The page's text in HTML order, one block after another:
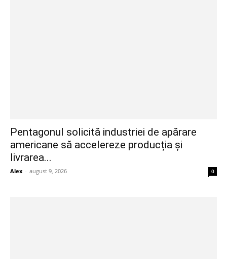
Pentagonul solicită industriei de apărare
americane să accelereze producția și
livrarea...
Alex - august 9, 2026 0